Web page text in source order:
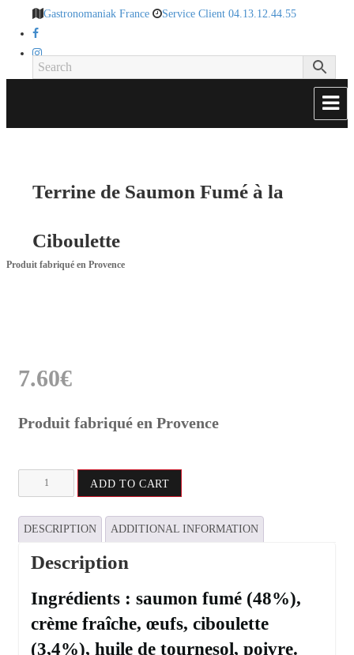
Gastronomaniak France Service Client 04.13.12.44.55
Terrine de Saumon Fumé à la
Ciboulette
Produit fabriqué en Provence
7.60€
Produit fabriqué en Provence
Fumé
la
Ciboulette
quantity
ADD TO CART
DESCRIPTION ADDITIONAL INFORMATION
Description
Ingrédients : saumon fumé (48%),
crème fraîche, œufs, ciboulette
(3,4%), huile de tournesol, poivre.